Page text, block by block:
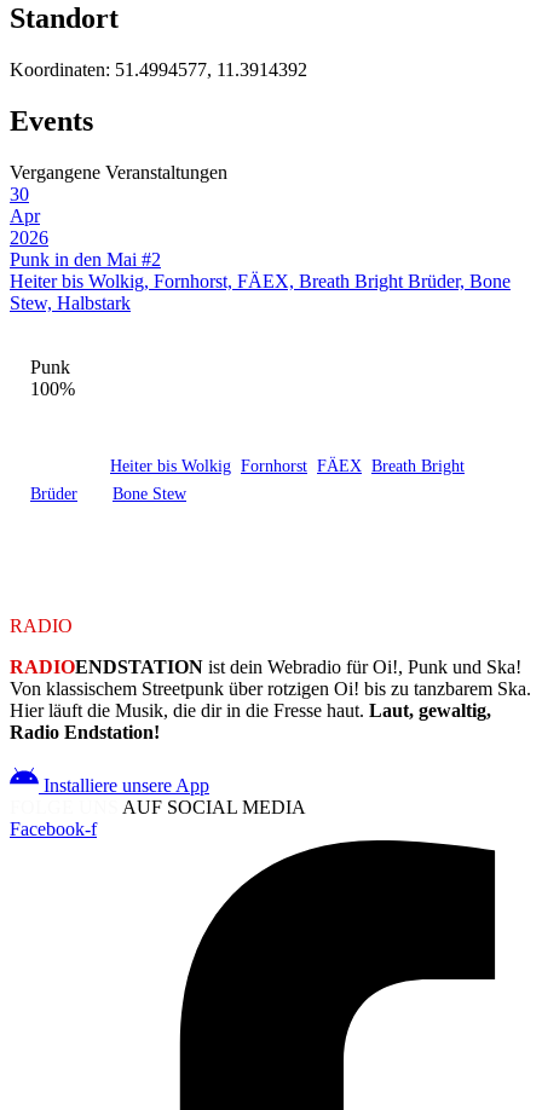
Standort
Koordinaten: 51.4994577, 11.3914392
Events
Vergangene Veranstaltungen
30
Apr
2026
Punk in den Mai #2
Heiter bis Wolkig, Fornhorst, FÄEX, Breath Bright Brüder, Bone
Stew, Halbstark
Punk
100%
Heiter bis Wolkig Fornhorst FÄEX Breath Bright
Brüder
Bone Stew
RADIO
RADIOENDSTATION ist dein Webradio für Oi!, Punk und Ska!
Von klassischem Streetpunk über rotzigen Oi! bis zu tanzbarem Ska.
Hier läuft die Musik, die dir in die Fresse haut. Laut, gewaltig,
Radio Endstation!
Installiere unsere App
AUF SOCIAL MEDIA
Facebook-f